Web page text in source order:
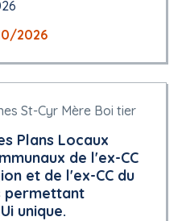
2026
St-Cyr Mère Boi tier
Plans Locaux
de l'ex-CC
et de l'ex-CC du
permettant
unique.